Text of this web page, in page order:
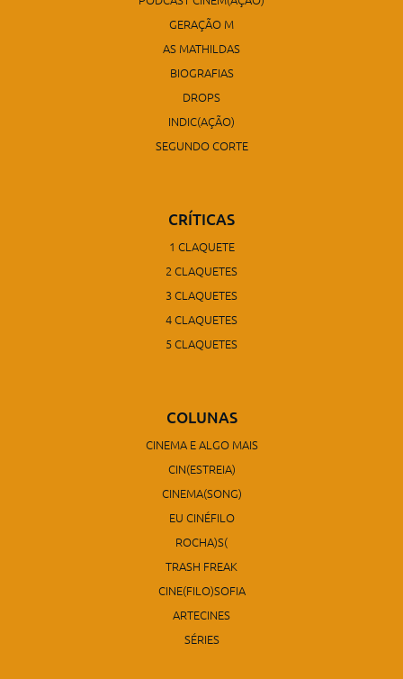
GERAÇÃO M
AS MATHILDAS
BIOGRAFIAS
DROPS
INDIC(AÇÃO)
SEGUNDO CORTE
CRÍTICAS
1 CLAQUETE
2 CLAQUETES
3 CLAQUETES
4 CLAQUETES
5 CLAQUETES
COLUNAS
CINEMA E ALGO MAIS
CIN(ESTREIA)
CINEMA(SONG)
EU CINÉFILO
ROCHA)S(
TRASH FREAK
CINE(FILO)SOFIA
ARTECINES
SÉRIES